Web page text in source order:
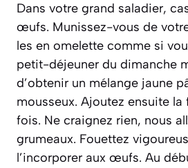
Dans votre grand saladier,
œufs. Munissez-vous de
les en omelette comme si
petit-déjeuner du dimanche
d’obtenir un mélange jaune
mousseux. Ajoutez ensuite la
fois. Ne craignez rien, nous
grumeaux. Fouettez
l’incorporer aux œufs. Au